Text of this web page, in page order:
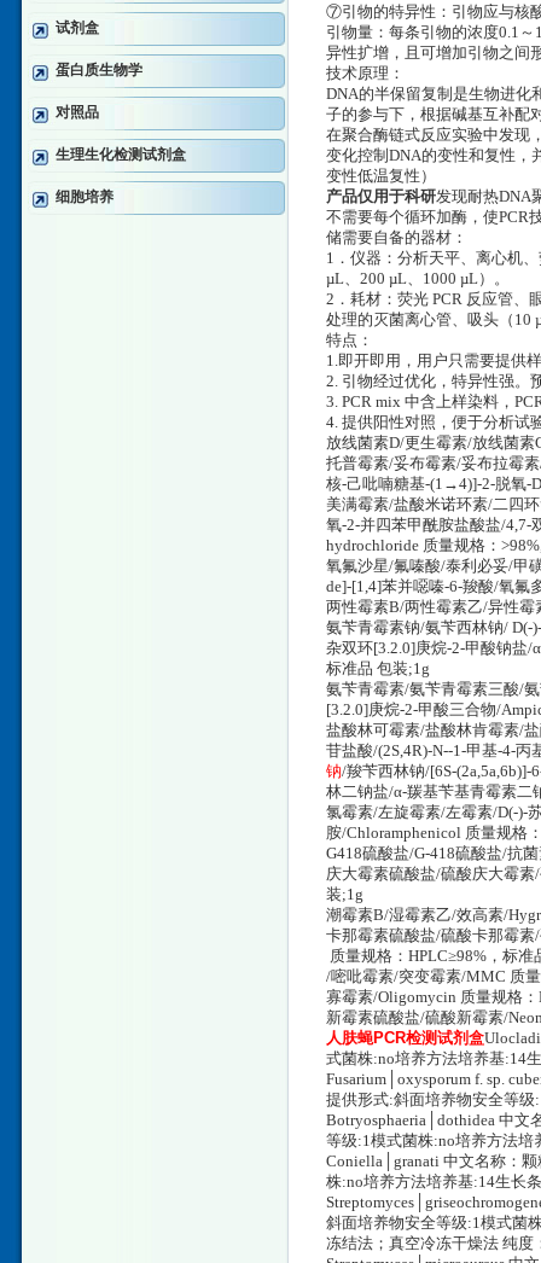
试剂盒
蛋白质生物学
对照品
生理生化检测试剂盒
细胞培养
⑦引物的特异性：引物应与核
引物量：每条引物的浓度0.1
异性扩增，且可增加引物之间
技术原理：
DNA的半保留复制是生物进化
子的参与下，根据碱基互补配
在聚合酶链式反应实验中发现
变化控制DNA的变性和复性，
变性低温复性）
产品仅用于科研发现耐热DNA
不需要每个循环加酶，使PCR
储需要自备的器材：
1．仪器：分析天平、离心机
µL、200 µL、1000 µL）。
2．耗材：荧光 PCR 反应管、
处理的灭菌离心管、吸头（10
特点：
1.即开即用，用户只需要提供
2. 引物经过优化，特异性强。
3. PCR mix 中含上样染料，
4. 提供阳性对照，便于分析试
放线菌素D/更生霉素/放线菌素
托普霉素/妥布霉素/妥布拉霉
核-己吡喃糖基-(1→4)]-2-脱氧-
美满霉素/盐酸米诺环素/二四环
氧-2-并四苯甲酰胺盐酸盐/4,7-
hydrochloride 质量规格：
氧氟沙星/氟嗪酸/泰利必妥/甲
de]-[1,4]苯并噁嗪-6-羧酸/氧氟
两性霉素B/两性霉素乙/异性
氨苄青霉素钠/氨苄西林钠/ D(-
杂双环[3.2.0]庚烷-2-甲酸钠盐/
标准品 包装;1g
氨苄青霉素/氨苄青霉素三酸/
[3.2.0]庚烷-2-甲酸三合物/
盐酸林可霉素/盐酸林肯霉素/
苷盐酸/(2S,4R)-N--1-甲基-4-
钠/羧苄西林钠/[6S-
林二钠盐/α-羰基苄基青霉素二
氯霉素/左旋霉素/左霉素/D(-)-
胺/Chloramphenicol 质量规格
G418硫酸盐/G-418硫酸盐/抗
庆大霉素硫酸盐/硫酸庆大霉素
装;1g
潮霉素B/湿霉素乙/效高素/
卡那霉素硫酸盐/硫酸卡那霉素
质量规格：HPLC≥98%，标准
/嘧吡霉素/突变霉素/MMC 质
寡霉素/Oligomycin 质量规格
新霉素硫酸盐/硫酸新霉素/
人肤蝇PCR检测试剂盒
式菌株:no培养方法培养基:14
Fusarium│oxysporum f. sp.
提供形式:斜面培养物安全等
Botryosphaeria│dothidea 中文
等级:1模式菌株:no培养方法
Coniella│granati 中文名称：
株:no培养方法培养基:14生长
斜面培养物安全等级:1模式菌
冻结法；真空冷冻干燥法 纯度